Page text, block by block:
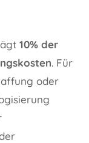
10% der
. Für
oder